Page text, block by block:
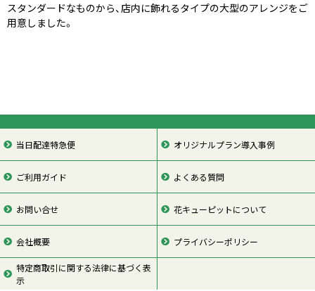
スタンダードなものから、店内に飾れるタイプの大型のアレンジをご
用意しました。
当日配達特急便 オリジナルプラン導入事例
ご利用ガイド よくある質問
お問い合せ 花キューピットについて
会社概要 プライバシーポリシー
特定商取引に関する法律に基づく表
示